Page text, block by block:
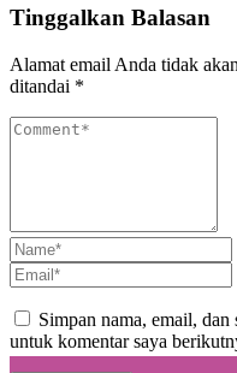
Tinggalkan Balasan
Alamat email Anda tidak
ditandai *
Simpan nama, email,
untuk komentar saya